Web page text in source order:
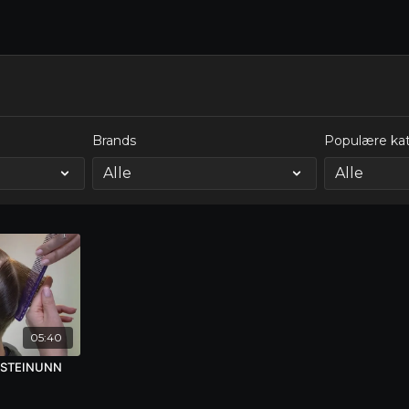
Brands Populære
05:40